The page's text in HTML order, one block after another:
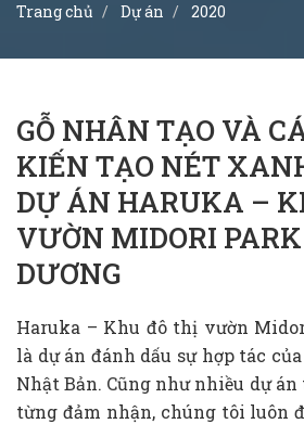
Trang chủ Dự án 2020
GỖ NHÂN TẠO VÀ
KIẾN TẠO NÉT
DỰ ÁN HARUKA –
VƯỜN MIDORI
DƯƠNG
Haruka – Khu đô thị vườn
là dự án đánh dấu sự hợp tác
Nhật Bản. Cũng như nhiều dự
từng đảm nhận, chúng tôi luôn